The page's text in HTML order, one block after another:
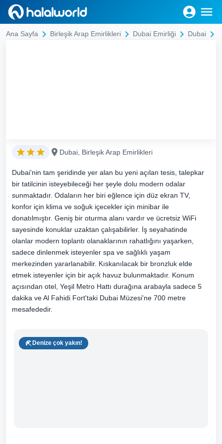
Ana Sayfa Birleşik Arap Emirlikleri Dubai Emirliği Dubai
Dubai, Birleşik Arap Emirlikleri
Dubai'nin tam şeridinde yer alan bu yeni açılan tesis, talepkar
bir tatilcinin isteyebileceği her şeyle dolu modern odalar
sunmaktadır. Odaların her biri eğlence için düz ekran TV,
konfor için klima ve soğuk içecekler için minibar ile
donatılmıştır. Geniş bir oturma alanı vardır ve ücretsiz WiFi
sayesinde konuklar uzaktan çalışabilirler. İş seyahatinde
olanlar modern toplantı olanaklarının rahatlığını yaşarken,
sadece dinlenmek isteyenler spa ve sağlıklı yaşam
merkezinden yararlanabilir. Kıskanılacak bir bronzluk elde
etmek isteyenler için bir açık havuz bulunmaktadır. Konum
açısından otel, Yeşil Metro Hattı durağına arabayla sadece 5
dakika ve Al Fahidi Fort'taki Dubai Müzesi'ne 700 metre
mesafededir.
Denize çok yakın!